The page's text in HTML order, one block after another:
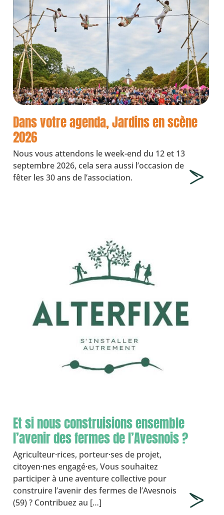
Dans votre agenda, Jardins en scène
2026
Nous vous attendons le week-end du 12 et 13
septembre 2026, cela sera aussi l’occasion de
fêter les 30 ans de l’association.
Et si nous construisions ensemble
l’avenir des fermes de l’Avesnois ?
Agriculteur·rices, porteur·ses de projet,
citoyen·nes engagé·es, Vous souhaitez
participer à une aventure collective pour
construire l’avenir des fermes de l’Avesnois
(59) ? Contribuez au […]